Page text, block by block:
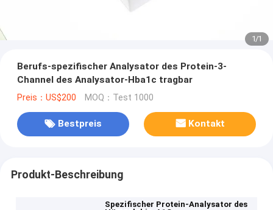
1/1
Berufs-spezifischer Analysator des Protein-3-
Channel des Analysator-Hba1c tragbar
Preis：US$200 MOQ：Test 1000
Bestpreis Kontakt
Produkt-Beschreibung
Spezifischer Protein-Analysator des